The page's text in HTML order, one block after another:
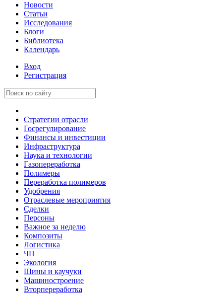
Новости
Статьи
Исследования
Блоги
Библиотека
Календарь
Вход
Регистрация
Стратегии отрасли
Госрегулирование
Финансы и инвестиции
Инфраструктура
Наука и технологии
Газопереработка
Полимеры
Переработка полимеров
Удобрения
Отраслевые мероприятия
Сделки
Персоны
Важное за неделю
Композиты
Логистика
ЧП
Экология
Шины и каучуки
Машиностроение
Вторпереработка